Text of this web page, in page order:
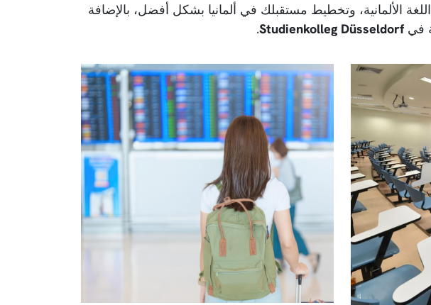
الألمانية، وتخطيط مستقبلك في ألمانيا بشكل أفضل، بالإضافة
فيStudienkolleg Düsseldorf
.